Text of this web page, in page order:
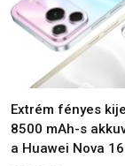
Extrém fényes
8500 mAh-s
a Huawei Nova 16